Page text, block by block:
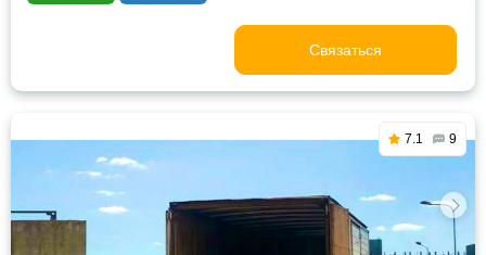
Связаться
7.1 9